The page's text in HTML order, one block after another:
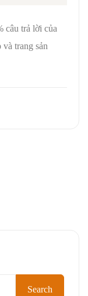
câu trả lời của
trang sản
Search